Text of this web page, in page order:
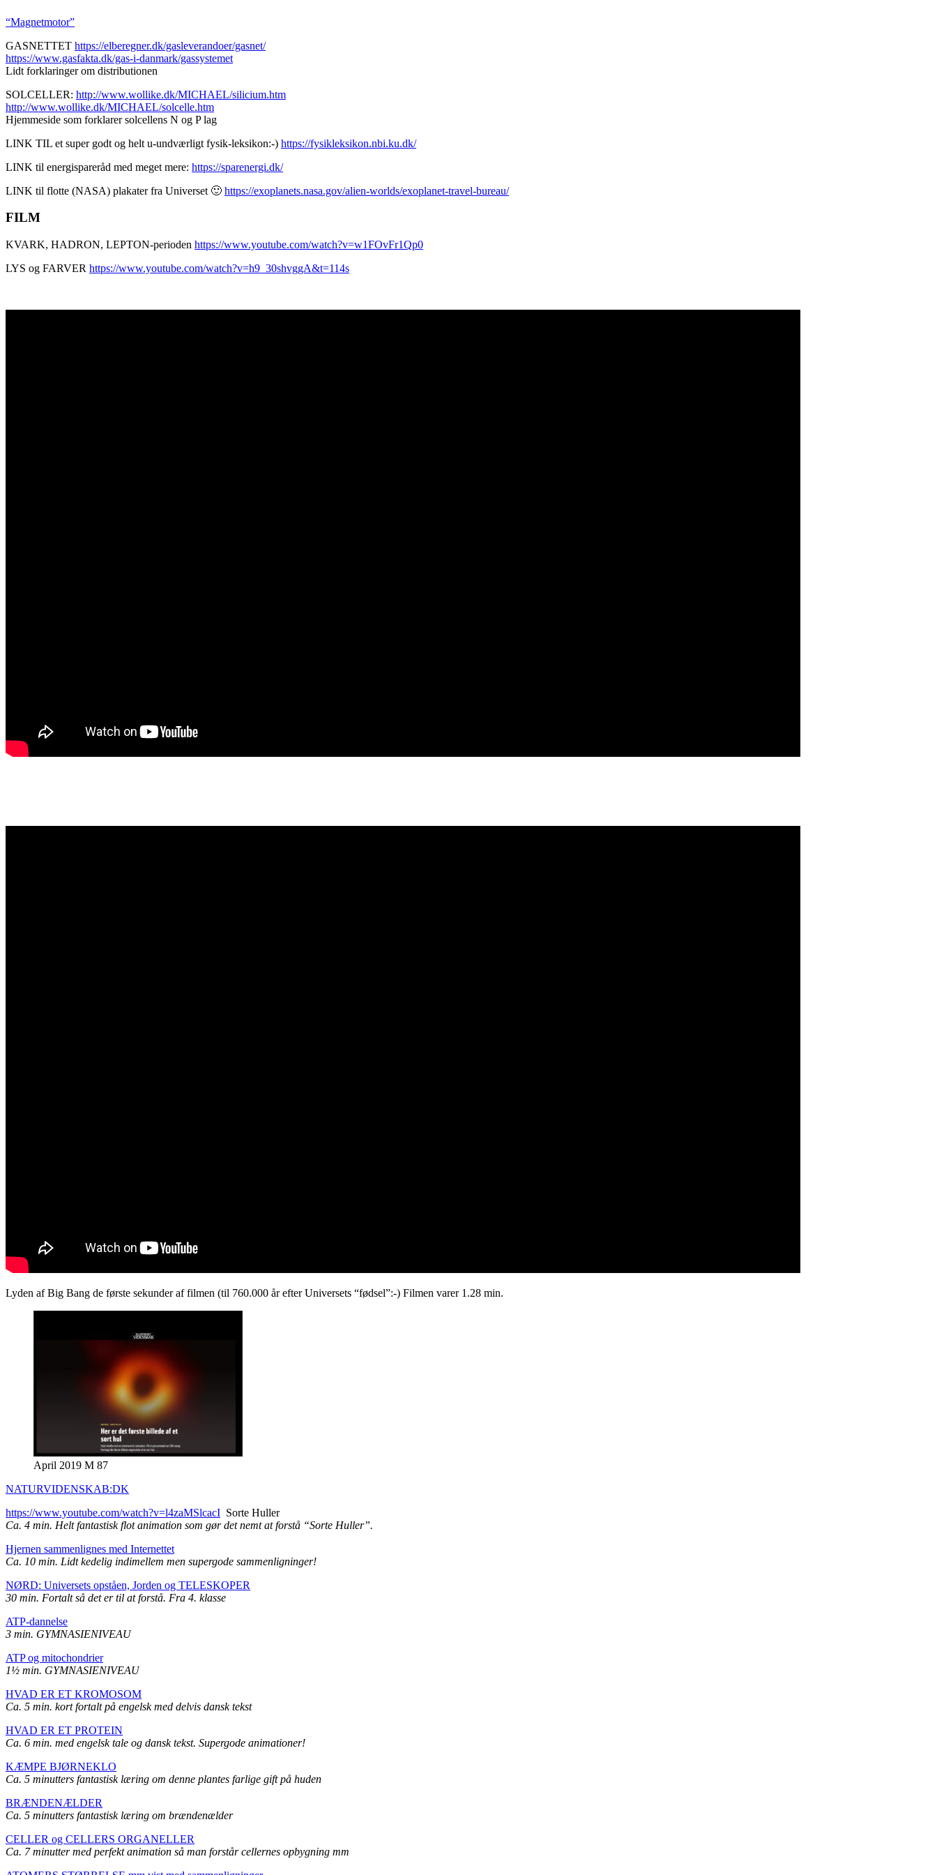
“Magnetmotor”
GASNETTET https://elberegner.dk/gasleverandoer/gasnet/
https://www.gasfakta.dk/gas-i-danmark/gassystemet
Lidt forklaringer om distributionen
SOLCELLER: http://www.wollike.dk/MICHAEL/silicium.htm
http://www.wollike.dk/MICHAEL/solcelle.htm
Hjemmeside som forklarer solcellens N og P lag
LINK TIL et super godt og helt u-undværligt fysik-leksikon:-) https://fysikleksikon.nbi.ku.dk/
LINK til energispareråd med meget mere: https://sparenergi.dk/
LINK til flotte (NASA) plakater fra Universet 🙂 https://exoplanets.nasa.gov/alien-worlds/exoplanet-travel-bureau/
FILM
KVARK, HADRON, LEPTON-perioden https://www.youtube.com/watch?v=w1FOvFr1Qp0
LYS og FARVER https://www.youtube.com/watch?v=h9_30shvggA&t=114s
Lyden af Big Bang de første sekunder af filmen (til 760.000 år efter Universets “fødsel”:-) Filmen varer 1.28 min.
April 2019 M 87
NATURVIDENSKAB:DK
https://www.youtube.com/watch?v=l4zaMSlcacI Sorte Huller
Ca. 4 min. Helt fantastisk flot animation som gør det nemt at forstå “Sorte Huller”.
Hjernen sammenlignes med Internettet
Ca. 10 min. Lidt kedelig indimellem men supergode sammenligninger!
NØRD: Universets opståen, Jorden og TELESKOPER
30 min. Fortalt så det er til at forstå. Fra 4. klasse
ATP-dannelse
3 min. GYMNASIENIVEAU
ATP og mitochondrier
1½ min. GYMNASIENIVEAU
HVAD ER ET KROMOSOM
Ca. 5 min. kort fortalt på engelsk med delvis dansk tekst
HVAD ER ET PROTEIN
Ca. 6 min. med engelsk tale og dansk tekst. Supergode animationer!
KÆMPE BJØRNEKLO
Ca. 5 minutters fantastisk læring om denne plantes farlige gift på huden
BRÆNDENÆLDER
Ca. 5 minutters fantastisk læring om brændenælder
CELLER og CELLERS ORGANELLER
Ca. 7 minutter med perfekt animation så man forstår cellernes opbygning mm